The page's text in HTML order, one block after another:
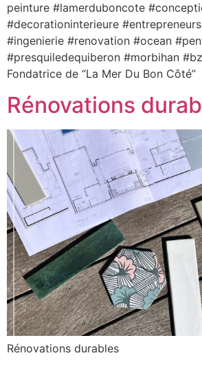
peinture #lamerduboncote
#decorationinterieure
#ingenierie #renovation #ocean
#presquiledequiberon #morbihan
Fondatrice de “La Mer Du Bon Côté”
Rénovations
Rénovations durables